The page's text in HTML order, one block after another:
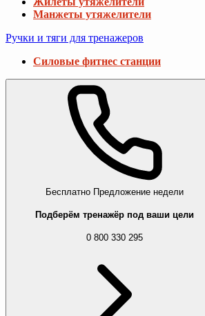
Манжеты утяжелители
Ручки и тяги для тренажеров
Силовые фитнес станции
Бесплатно Предложение недели
Подберём тренажёр под ваши цели
0 800 330 295